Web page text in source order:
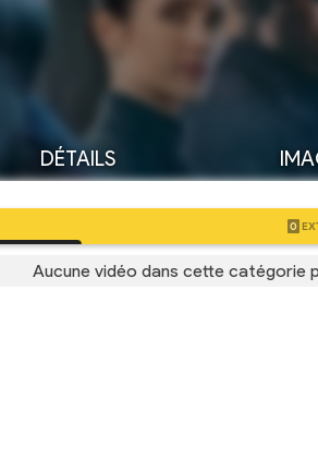
DÉTAILS
0
Aucune vidéo dans cette catégorie